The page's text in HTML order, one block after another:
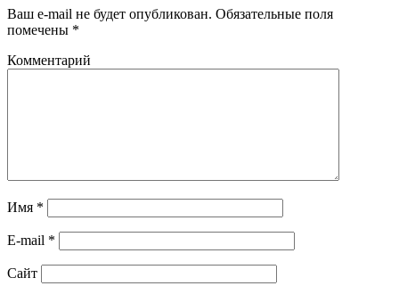
Ваш e-mail не будет опубликован. Обязательные поля
помечены *
Комментарий
Имя *
E-mail *
Сайт